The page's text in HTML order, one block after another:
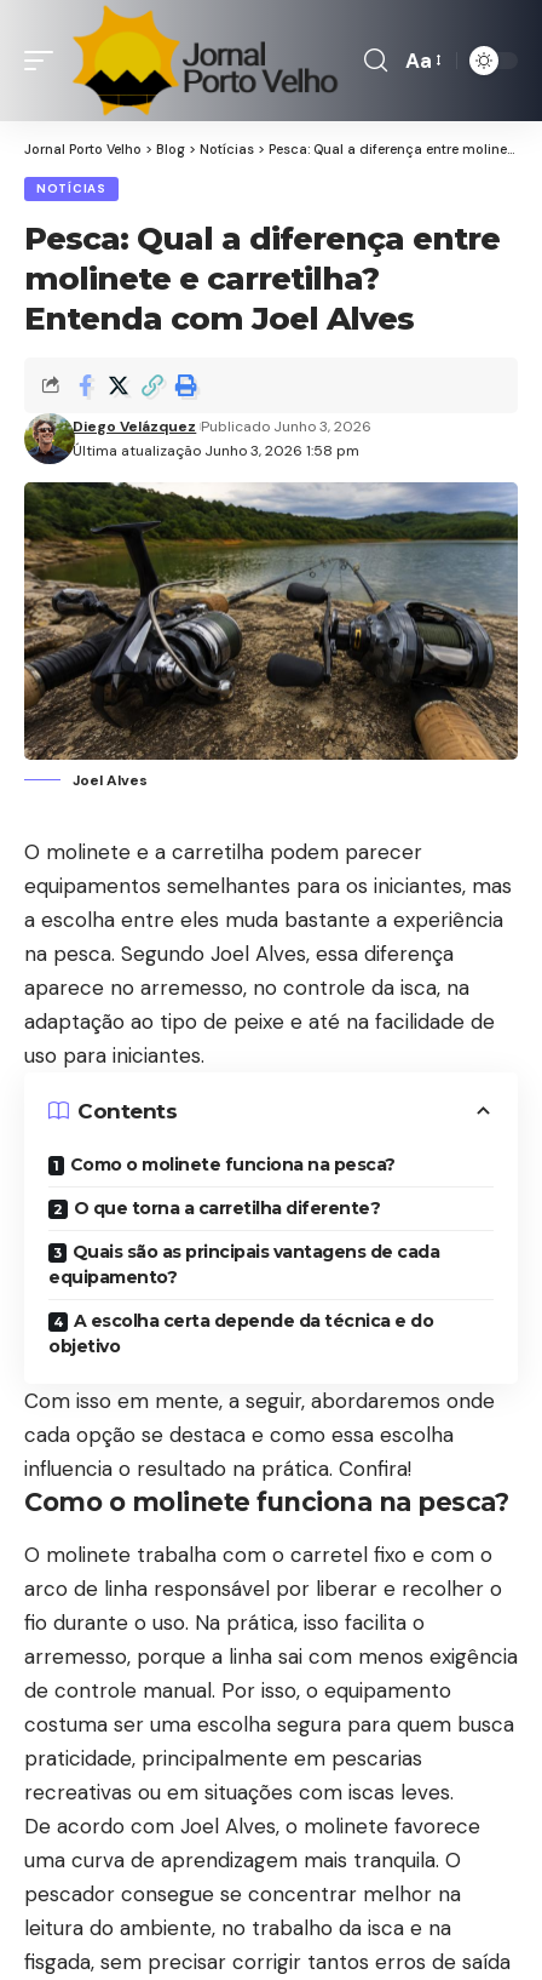
Font
Aa
Jornal Porto Velho > Blog > Notícias > Pesca: Qual a diferença entre molinete e carretilha? Entenda com Joel Alves
NOTÍCIAS
Pesca: Qual a diferença entre
molinete e carretilha?
Entenda com Joel Alves
Última atualização Junho 3, 2026 1:58 pm
Diego Velázquez Publicado Junho 3, 2026
Joel Alves
O molinete e a carretilha podem parecer
equipamentos semelhantes para os iniciantes, mas
a escolha entre eles muda bastante a experiência
na pesca. Segundo Joel Alves, essa diferença
aparece no arremesso, no controle da isca, na
adaptação ao tipo de peixe e até na facilidade de
uso para iniciantes.
Contents
Como o molinete funciona na pesca?
O que torna a carretilha diferente?
Quais são as principais vantagens de cada
equipamento?
A escolha certa depende da técnica e do
objetivo
Com isso em mente, a seguir, abordaremos onde
cada opção se destaca e como essa escolha
influencia o resultado na prática. Confira!
Como o molinete funciona na pesca?
O molinete trabalha com o carretel fixo e com o
arco de linha responsável por liberar e recolher o
fio durante o uso. Na prática, isso facilita o
arremesso, porque a linha sai com menos exigência
de controle manual. Por isso, o equipamento
costuma ser uma escolha segura para quem busca
praticidade, principalmente em pescarias
recreativas ou em situações com iscas leves.
De acordo com Joel Alves, o molinete favorece
uma curva de aprendizagem mais tranquila. O
pescador consegue se concentrar melhor na
leitura do ambiente, no trabalho da isca e na
fisgada, sem precisar corrigir tantos erros de saída